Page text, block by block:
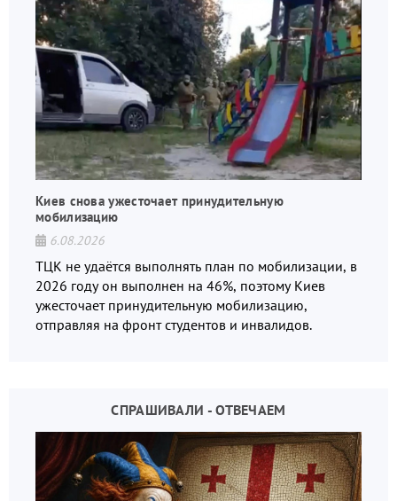
Киев снова ужесточает принудительную
мобилизацию
6.08.2026
ТЦК не удаётся выполнять план по мобилизации, в
2026 году он выполнен на 46%, поэтому Киев
ужесточает принудительную мобилизацию,
отправляя на фронт студентов и инвалидов.
СПРАШИВАЛИ - ОТВЕЧАЕМ